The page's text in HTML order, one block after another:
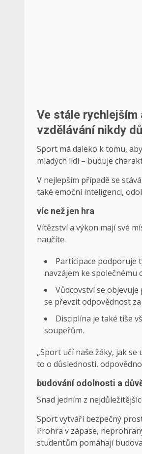
Ve stále
vzdělávání nikdy
Sport má daleko k tomu,
mladých lidí – buduje
V nejlepším případě se
také emoční inteligenci,
víc než jen hra
Vítězství a výkon mají své
naučíte.
Participace podporuje
navzájem ke společnému
Vůdcovství se
se převzít odpovědnost
Disciplína je také tiše
soupeřům.
„Sport učí naše žáky, jak
to o důslednosti,
budování odolnosti a
Snad jedním z
Sport vytváří bezpečný
Prohra v zápase,
studentům pomáhají